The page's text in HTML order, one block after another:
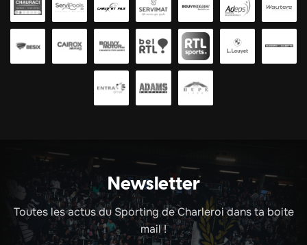
Newsletter
Toutes les actus du Sporting de Charleroi dans ta boite
mail !